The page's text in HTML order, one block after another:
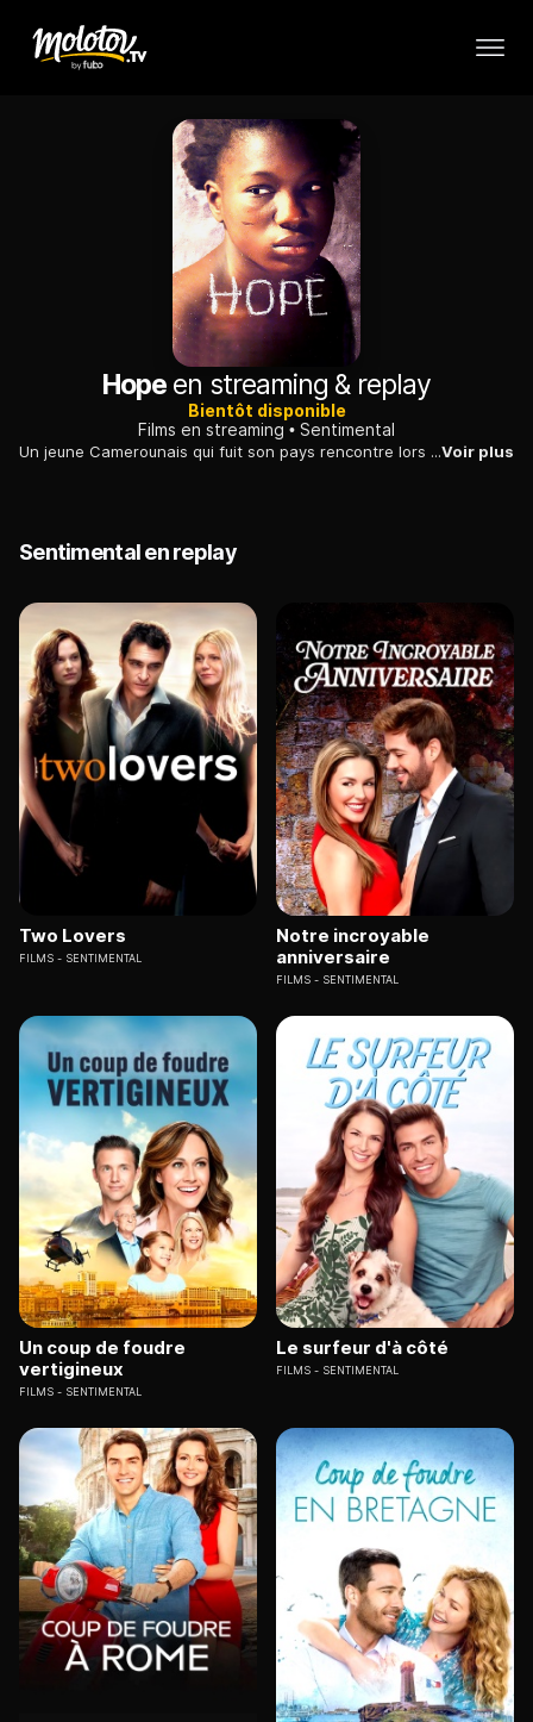
Hope en streaming & replay
Bientôt disponible
Films en streaming
Sentimental
Un jeune Camerounais qui fuit son pays rencontre lors de sa traversée du Sahara une Nigériane. Ensemble, ils tentent d'avancer vers l'Europe et de s'aimer.Voir plus
Sentimental en replay
Two Lovers
FILMS SENTIMENTAL
Notre incroyable
anniversaire
FILMS SENTIMENTAL
Un coup de foudre
vertigineux
FILMS SENTIMENTAL
Le surfeur d'à côté
FILMS SENTIMENTAL